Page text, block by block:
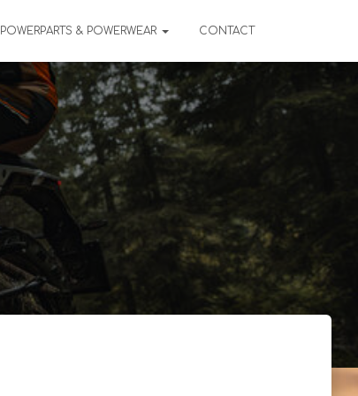
POWERPARTS & POWERWEAR CONTACT